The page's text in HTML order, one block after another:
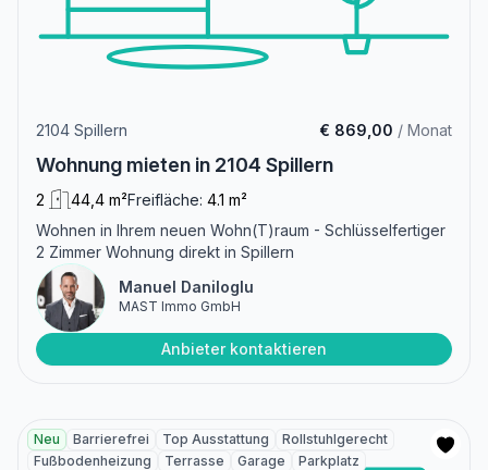
2104 Spillern € 869,00 / Monat
Wohnung mieten in 2104 Spillern
2 44,4 m²Freifläche: 4.1 m²
Wohnen in Ihrem neuen Wohn(T)raum - Schlüsselfertiger
2 Zimmer Wohnung direkt in Spillern
Manuel Daniloglu
MAST Immo GmbH
Anbieter kontaktieren
Neu Barrierefrei Top Ausstattung
Rollstuhlgerecht
Fußbodenheizung
Terrasse Garage
Parkplatz